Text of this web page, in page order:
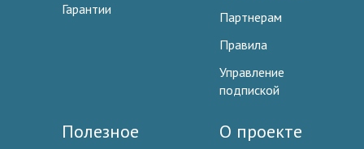
Гарантии
Партнерам
Правила
Управление
подпиской
Полезное О проекте